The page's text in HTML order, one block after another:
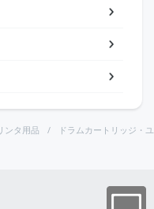
ンタ用品 ドラムカートリッジ・